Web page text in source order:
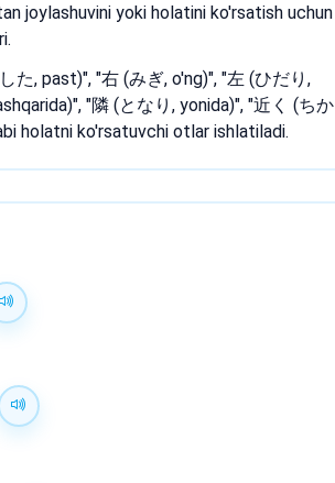
joylashuvini yoki holatini ko'rsatish uchun
た, past)", "右 (みぎ, o'ng)", "左 (ひだり,
"隣 (となり, yonida)", "近く (ちか
holatni ko'rsatuvchi otlar ishlatiladi.